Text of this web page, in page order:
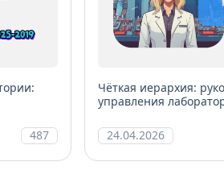
487
Чёткая иерархия:
управления
24.04.2026